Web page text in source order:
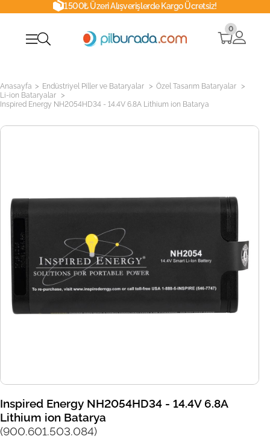
1500₺ Üzeri Alışverişlerde Kargo Ücretsiz!
0
Anasayfa > Endüstriyel Piller ve Bataryalar > Özel Tasarım Bataryalar >
Li-ion Bataryalar >
Inspired Energy NH2054HD34 - 14.4V 6.8A Lithium ion Batarya
Inspired Energy NH2054HD34 - 14.4V 6.8A
Lithium ion Batarya
(900.601.503.084)